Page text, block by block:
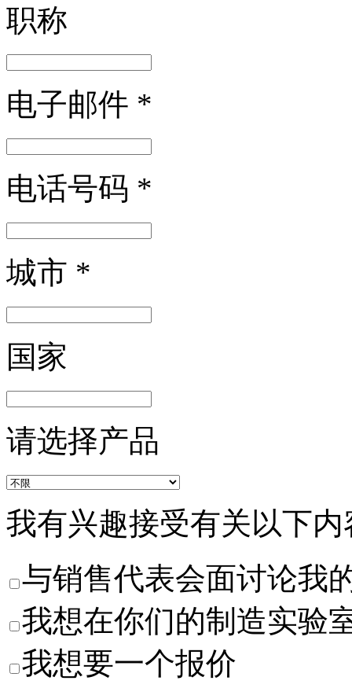
职称
电子邮件 *
电话号码 *
城市 *
国家
请选择产品
我有兴趣接受有关以下
与销售代表会面讨论我
我想在你们的制造实验
我想要一个报价